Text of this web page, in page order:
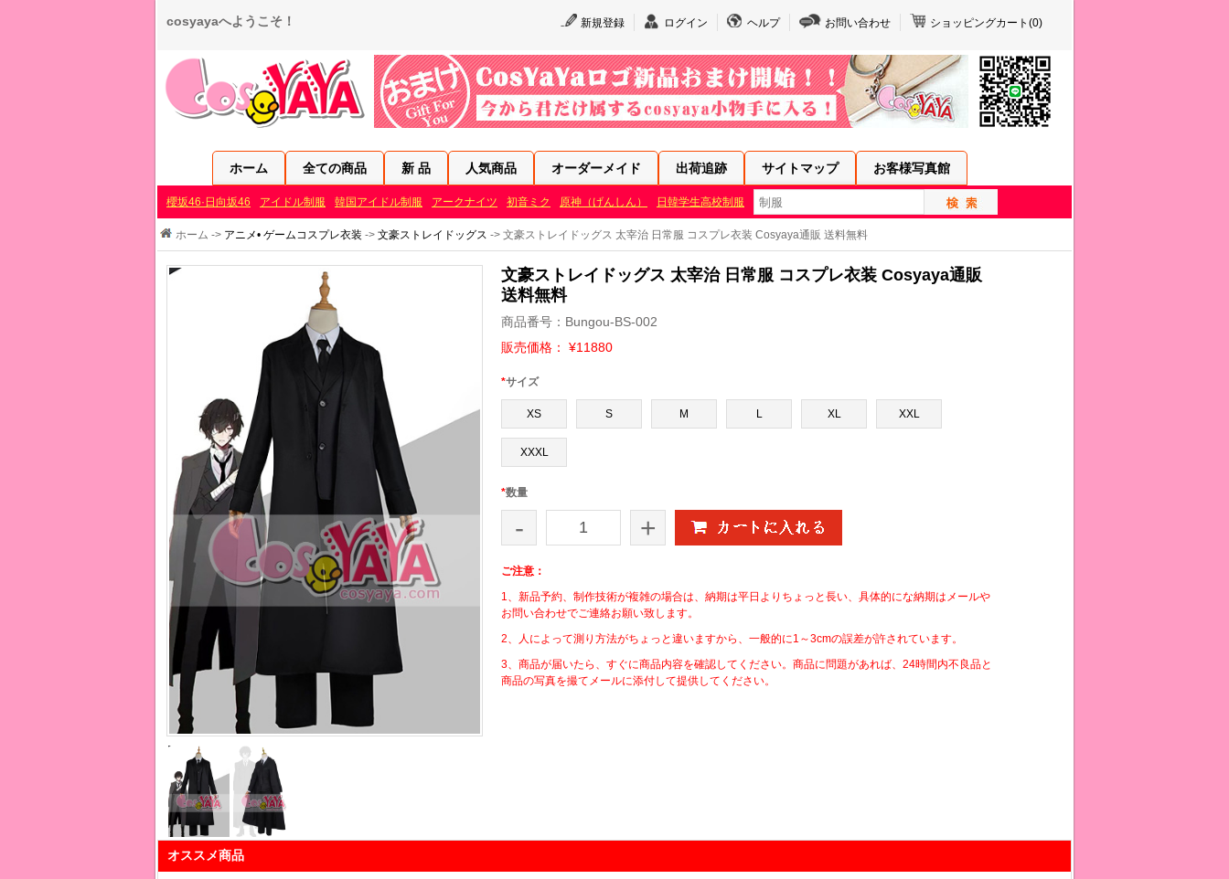
cosyayaへようこそ！ 新規登録 ログイン ヘルプ お問い合わせ ショッピングカート(0)
ホーム 全ての商品 新 品 人気商品 オーダーメイド 出荷追跡 サイトマップ お客様写真館
櫻坂46·日向坂46 アイドル制服 韓国アイドル制服 アークナイツ 初音ミク 原神（げんしん） 日韓学生高校制服
ホーム -> アニメ• ゲームコスプレ衣装 -> 文豪ストレイドッグス -> 文豪ストレイドッグス 太宰治 日常服 コスプレ衣装 Cosyaya通販 送料無料
文豪ストレイドッグス 太宰治 日常服 コスプレ衣装 Cosyaya通販
送料無料
商品番号：Bungou-BS-002
販売価格： ¥11880
*サイズ
XS S M L XL XXL
XXXL
*数量
- +
ご注意：
1、新品予約、制作技術が複雑の場合は、納期は平日よりちょっと長い、具体的にな納期はメールや
お問い合わせでご連絡お願い致します。
2、人によって測り方法がちょっと違いますから、一般的に1～3cmの誤差が許されています。
3、商品が届いたら、すぐに商品内容を確認してください。商品に問題があれば、24時間内不良品と
商品の写真を撮てメールに添付して提供してください。
オススメ商品